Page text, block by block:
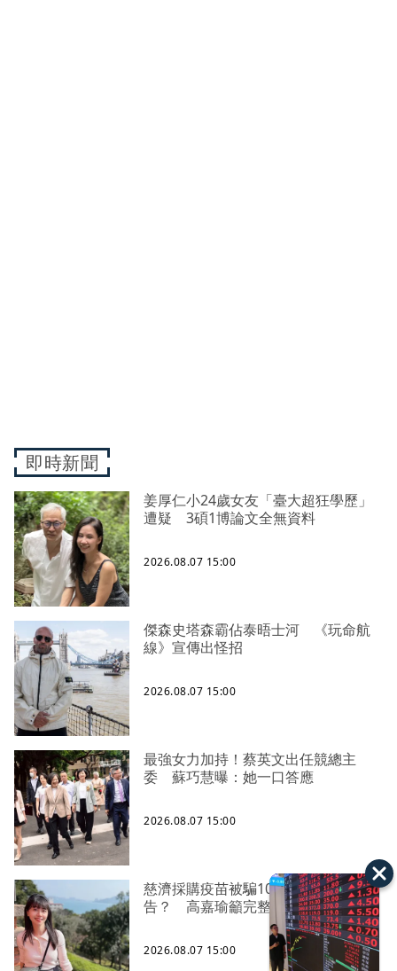
即時新聞
姜厚仁小24歲女友「臺大超狂學歷」
遭疑 3碩1博論文全無資料
2026.08.07 15:00
傑森史塔森霸佔泰晤士河 《玩命航
線》宣傳出怪招
2026.08.07 15:00
最強女力加持！蔡英文出任競總主
委 蘇巧慧曝：她一口答應
2026.08.07 15:00
慈濟採購疫苗被騙10億為何不提
告？ 高嘉瑜籲完整揭露真相
2026.08.07 15:00